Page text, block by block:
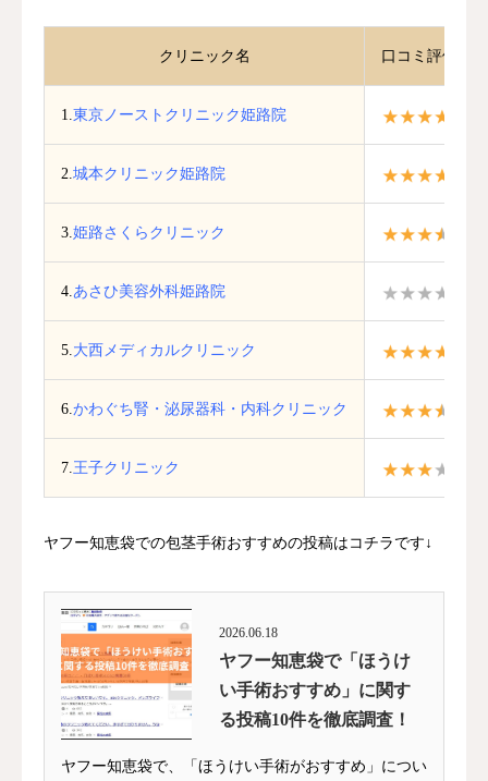
クリニック名 口コミ評価/調
1.東京ノーストクリニック姫路院
2.城本クリニック姫路院
3.姫路さくらクリニック
4.あさひ美容外科姫路院
5.大西メディカルクリニック
6.かわぐち腎・泌尿器科・内科クリニック
7.王子クリニック
ヤフー知恵袋での包茎手術おすすめの投稿はコチラです↓
2026.06.18
ヤフー知恵袋で「ほうけ
い手術おすすめ」に関す
る投稿10件を徹底調査！
ヤフー知恵袋で、「ほうけい手術がおすすめ」につい